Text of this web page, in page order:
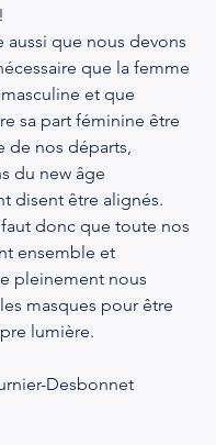
aussi que nous devons
que la femme
et que
sa part féminine être
de nos départs,
du new âge
disent être alignés.
donc que toute nos
ensemble et
pleinement nous
masques pour être
lumière.
Desbonnet